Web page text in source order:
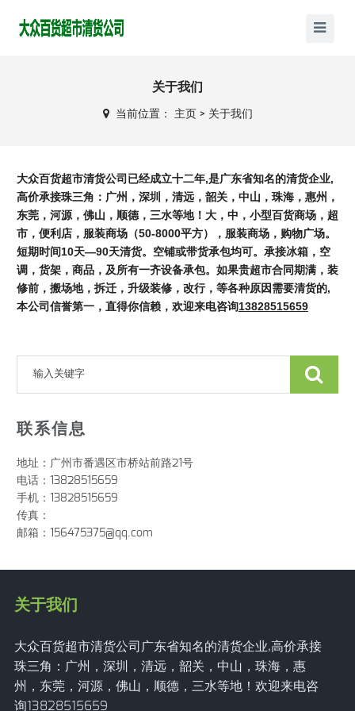
关于我们
当前位置： 主页 > 关于我们
大众百货超市清货公司已经成立十二年,是广东省知名的清货企业,
高价承接珠三角：广州，深圳，清远，韶关，中山，珠海，惠州，
东莞，河源，佛山，顺德，三水等地！大，中，小型百货商场，超
市，便利店，服装商场（50-8000平方），服装商场，购物广场。
短期时间10天—90天清货。空铺或带货承包均可。承接冰箱，空
调，货架，商品，及所有一齐设备承包。如果贵超市合同期满，装
修前，搬场地，拆迁，升级装修，改行，等各种原因需要清货的,
本公司信誉第一，直得你信赖，欢迎来电咨询13828515659
联系信息
地址：广州市番遇区市桥站前路21号
电话：13828515659
手机：13828515659
传真：
邮箱：156475375@qq.com
关于我们
大众百货超市清货公司广东省知名的清货企业,高价承接
珠三角：广州，深圳，清远，韶关，中山，珠海，惠
州，东莞，河源，佛山，顺德，三水等地！欢迎来电咨
询13828515659